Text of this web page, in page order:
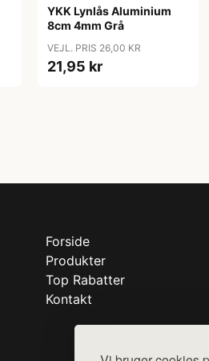
YKK Lynlås Aluminium
8cm 4mm Grå
VEJL. PRIS 26,00 KR
21,95 kr
Forside
Produkter
Top Rabatter
Kontakt